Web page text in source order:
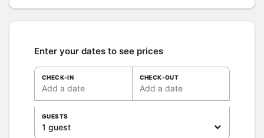
Enter your dates to see prices
CHECK-IN
Add a date
CHECK-OUT
Add a date
GUESTS
1 guest